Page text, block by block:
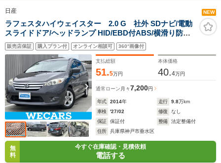
日産 NEW
ラフェスタハイウェイスター 2.0 G 社外 SDナビ/電動
スライドドア/ヘッドランプ HID/EBD付ABS/横滑り防止
装置/アイドリングストップ/フルセグTV/エアバッグ 運転
席/エアバッグ 助手席/エアバッグ サイド
販売店保証 購入プラン付 オンライン相談可 360°画像付
支払総額
51.5万円
本体価格
40.4万円
通常ローン 月々7,200円
年式 2014年 走行 9.8万km
車検
'27/02 修復
なし
保証
保証付 整備
法定整備付
住所
兵庫県神戸市垂水区
無
料
今すぐ在庫確認・見積依頼
電話する